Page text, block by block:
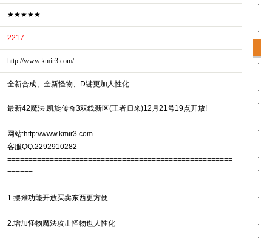
★★★★★
2217
http://www.kmir3.com/
全新合成、全新怪物、D键更加人性化
最新42魔法,凯旋传奇3双线新区(王者归来)12月21号19点开放!
网站:http://www.kmir3.com
客服QQ:2292910282
=====================================================
======
1.摆摊功能开放买卖东西更方便
2.增加怪物魔法攻击怪物也人性化
·
·
·
·
·
·
·
·
·
·
·
·
·
·
·
·
·